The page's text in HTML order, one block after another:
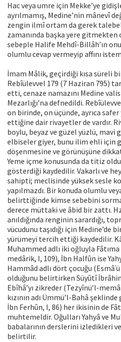
Hac veya umre için Mekke’ye
ayrılmamış, Medine’nin mânevî
zengin ilmî ortam da gerek
zamanında başka yere gitmekten
sebeple Halife Mehdî-Billâh’ın
olumlu cevap vermeyip affını
İmam Mâlik, geçirdiği kısa süreli
Rebîülevvel 179 (7 Haziran 795)
etti, cenaze namazını Medine valisi
Mezarlığı’na defnedildi.
on birinde, on üçünde, ayrıca
ettiğine dair rivayetler de vardır.
boylu, beyaz ve güzel yüzlü, mavi
elbiseler giyer, bunu ilim ehli için
döşenmesine ve görünüşüne
Yeme içme konusunda da titiz
gösterdiği kaydedilir. Vakarlı ve
sahipti; meclisinde yüksek sesle
yapılmazdı. Bir konuda olumlu
belirttiğinde kimse sebebini
derece müttaki ve âbid bir zattı.
anıldığında renginin sarardığı,
vücudunu taşıdığı için Medine’de
yürümeyi tercih ettiği kaydedilir.
Muhammed adlı iki oğluyla Fâtıma
medârik, I, 109), İbn Halfûn ise
Hammâd adlı dört çocuğu
olduğunu belirtirken Süyûtî
Ebîhâ’yı zikreder (Tezyînü’l-
kızının adı Ümmü’l-Bahâ
İbn Ferhûn, I, 86) her ikisinin de
muhtemeldir. Oğulları Yahyâ ve
babalarının derslerini izledikleri
belirtilir.